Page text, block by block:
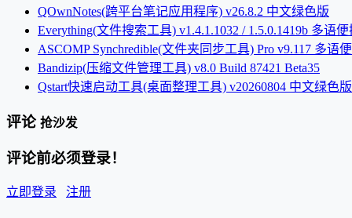
QOwnNotes(跨平台笔记应用程序) v26.8.2 中文绿色版
Everything(文件搜索工具) v1.4.1.1032 / 1.5.0.1419b 多语便
ASCOMP Synchredible(文件夹同步工具) Pro v9.117 多语
Bandizip(压缩文件管理工具) v8.0 Build 87421 Beta35
Qstart快速启动工具(桌面整理工具) v20260804 中文绿色版
评论 抢沙发
评论前必须登录！
立即登录 注册